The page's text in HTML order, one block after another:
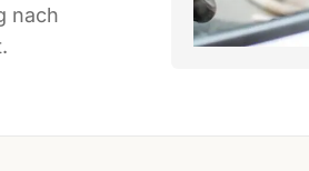
nach